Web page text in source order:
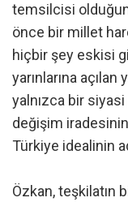
temsilcisi
önce bir millet
hiçbir şey eskisi
yarınlarına
yalnızca bir
değişim
Türkiye idealinin
Özkan, teşkilatın